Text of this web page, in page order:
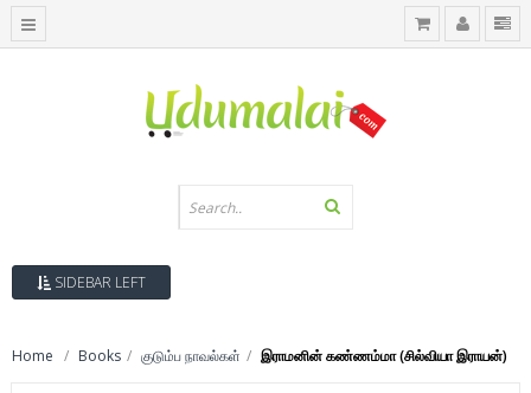
SIDEBAR LEFT
Home Books குடும்ப நாவல்கள் இராமனின் கண்ணம்மா (சில்வியா இராயன்)